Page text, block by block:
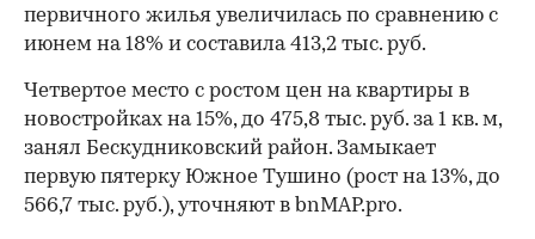
первичного жилья увеличилась по сравнению с
июнем на 18% и составила 413,2 тыс. руб.
Четвертое место с ростом цен на квартиры в
новостройках на 15%, до 475,8 тыс. руб. за 1 кв. м,
занял Бескудниковский район. Замыкает
первую пятерку Южное Тушино (рост на 13%, до
566,7 тыс. руб.), уточняют в bnMAP.pro.